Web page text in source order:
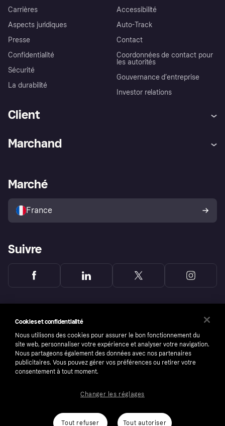
Carrières
Aspects juridiques
Presse
Confidentialité
Sécurité
La durabilité
Accessibilité
Auto-Track
Contact
Coordonnées de contact pour
les autorités
Gouvernance d’entreprise
Investor relations
Client
Explorez les magasins
Politique de protection de
l’acheteur Klarna
Marchand
Portail Marchand
Marché
France
Suivre
number: 556737-0431
Cookies et confidentialité
Nous utilisons des cookies pour assurer le bon fonctionnement du
site web, personnaliser votre expérience et analyser votre navigation.
Nous partageons également des données avec nos partenaires
publicitaires. Vous pouvez gérer vos préférences ou retirer votre
consentement à tout moment.
Tout refuser Tout autoriser
Changer les réglages